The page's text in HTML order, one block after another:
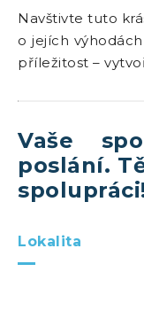
Navštivte tuto
o jejích
příležitost –
Vaše
poslání.
Lokalita